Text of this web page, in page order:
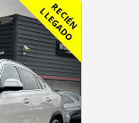
R
E
C
I
É
N
L
L
E
G
A
D
O